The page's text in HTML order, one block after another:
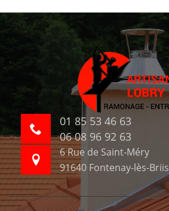
01 85 53 46 63
06 08 96 92 63
6 Rue de Saint-Méry
91640 Fontenay-lès-Briis